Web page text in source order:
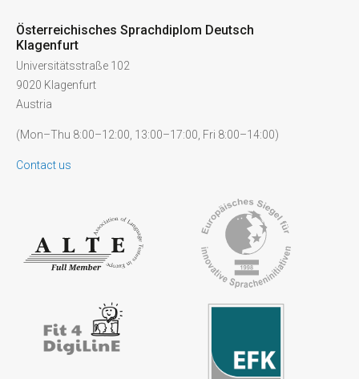
Österreichisches Sprachdiplom Deutsch
Klagenfurt
Universitätsstraße 102
9020 Klagenfurt
Austria
(Mon–Thu 8:00–12:00, 13:00–17:00, Fri 8:00–14:00)
Contact us